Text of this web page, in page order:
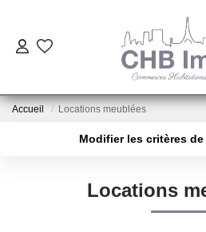
Accueil Locations meublées
Modifier les critères
Locations